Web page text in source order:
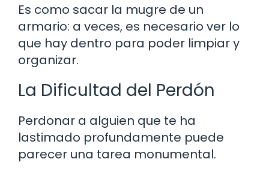
Es como sacar la mugre de un
armario: a veces, es necesario ver lo
que hay dentro para poder limpiar y
organizar.
La Dificultad del Perdón
Perdonar a alguien que te ha
lastimado profundamente puede
parecer una tarea monumental.